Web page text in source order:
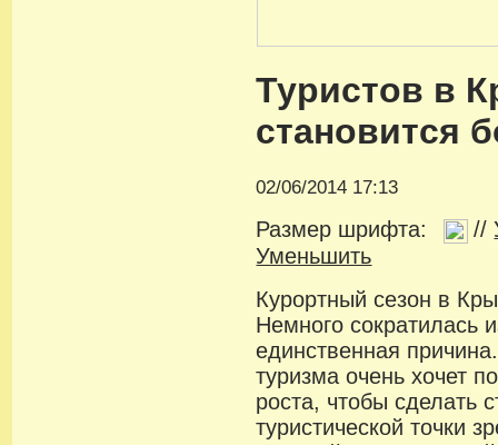
Туристов в
становится
02/06/2014 17:13
Размер шрифта: //
Уменьшить
Курортный сезон в
Немного сократилась
единственная
туризма очень хочет
роста, чтобы сделать
туристической точки